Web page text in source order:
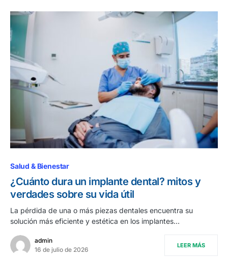
Salud & Bienestar
¿Cuánto dura un implante dental? mitos y
verdades sobre su vida útil
La pérdida de una o más piezas dentales encuentra su
solución más eficiente y estética en los implantes…
admin
16 de julio de 2026
LEER MÁS